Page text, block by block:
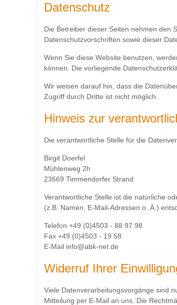
Datenschutz
Die Betreiber dieser Seiten nehmen den
Datenschutzvorschriften sowie dieser
Wenn Sie diese Website benutzen,
können. Die vorliegende
Wir weisen darauf hin, dass die
Zugriff durch Dritte ist nicht möglich.
Hinweis zur
Die verantwortliche Stelle für die
Birgit Doerfel
Mühlenweg 2h
23669 Timmendorfer Strand
Verantwortliche Stelle ist die natürliche
(z.B. Namen, E-Mail-Adressen o. Ä.)
Telefon +49 (0)4503 - 88 97 98
Fax +49 (0)4503 - 19 58
E-Mail info@abk-net.de
Widerruf Ihrer
Viele Datenverarbeitungsvorgänge sind
Mitteilung per E-Mail an uns. Die